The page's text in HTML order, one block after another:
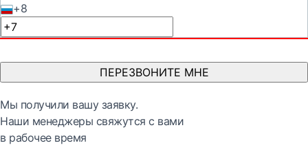
+8
ПЕРЕЗВОНИТЕ МНЕ
Мы получили вашу заявку.
Наши менеджеры свяжутся с вами
в рабочее время